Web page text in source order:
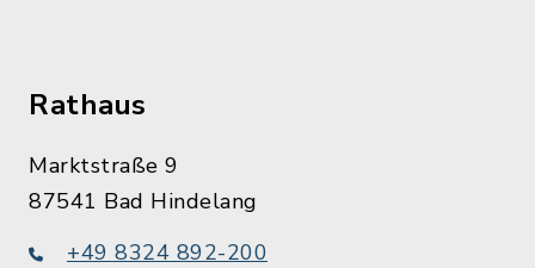
Rathaus
Marktstraße 9
87541 Bad Hindelang
+49 8324 892-200